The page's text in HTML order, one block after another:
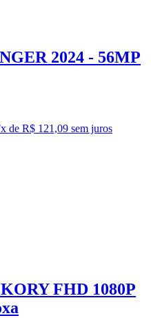
2024 - 56MP
x de R$ 121,09 sem juros
FHD 1080P